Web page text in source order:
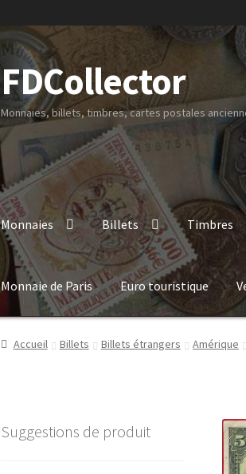
FDCollector
Monnaies, billets, timbres, cartes postales
Monnaies Billets Timbres
Monnaie de Paris Euro touristique
Accueil Billets Billets étrangers Amérique
Suggestions de produit